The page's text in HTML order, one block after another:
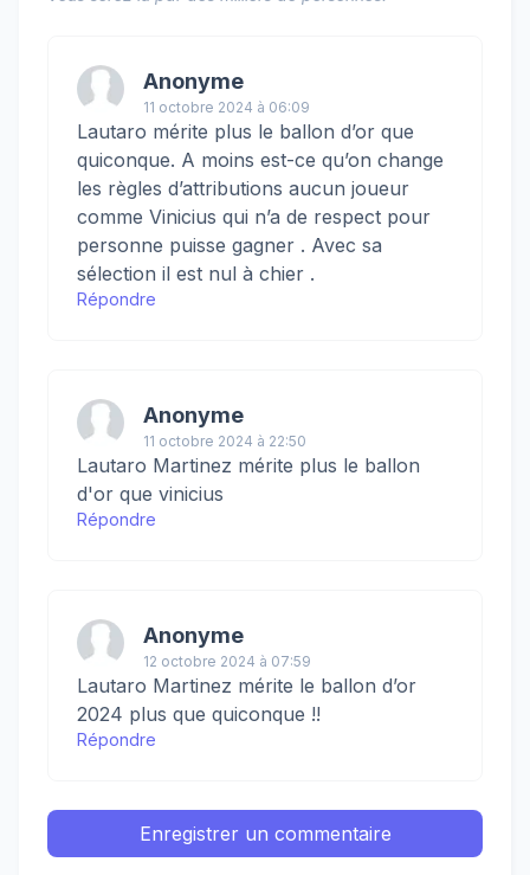
Anonyme
11 octobre 2024 à 06:09
Lautaro mérite plus le ballon d’or que
quiconque. A moins est-ce qu’on change
les règles d’attributions aucun joueur
comme Vinicius qui n’a de respect pour
personne puisse gagner . Avec sa
sélection il est nul à chier .
Répondre
Anonyme
11 octobre 2024 à 22:50
Lautaro Martinez mérite plus le ballon
d'or que vinicius
Répondre
Anonyme
12 octobre 2024 à 07:59
Lautaro Martinez mérite le ballon d’or
2024 plus que quiconque !!
Répondre
Enregistrer un commentaire